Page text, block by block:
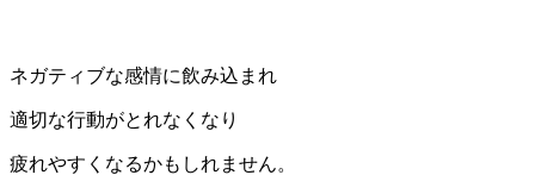
ネガティブな感情に飲み込まれ
適切な行動がとれなくなり
疲れやすくなるかもしれません。